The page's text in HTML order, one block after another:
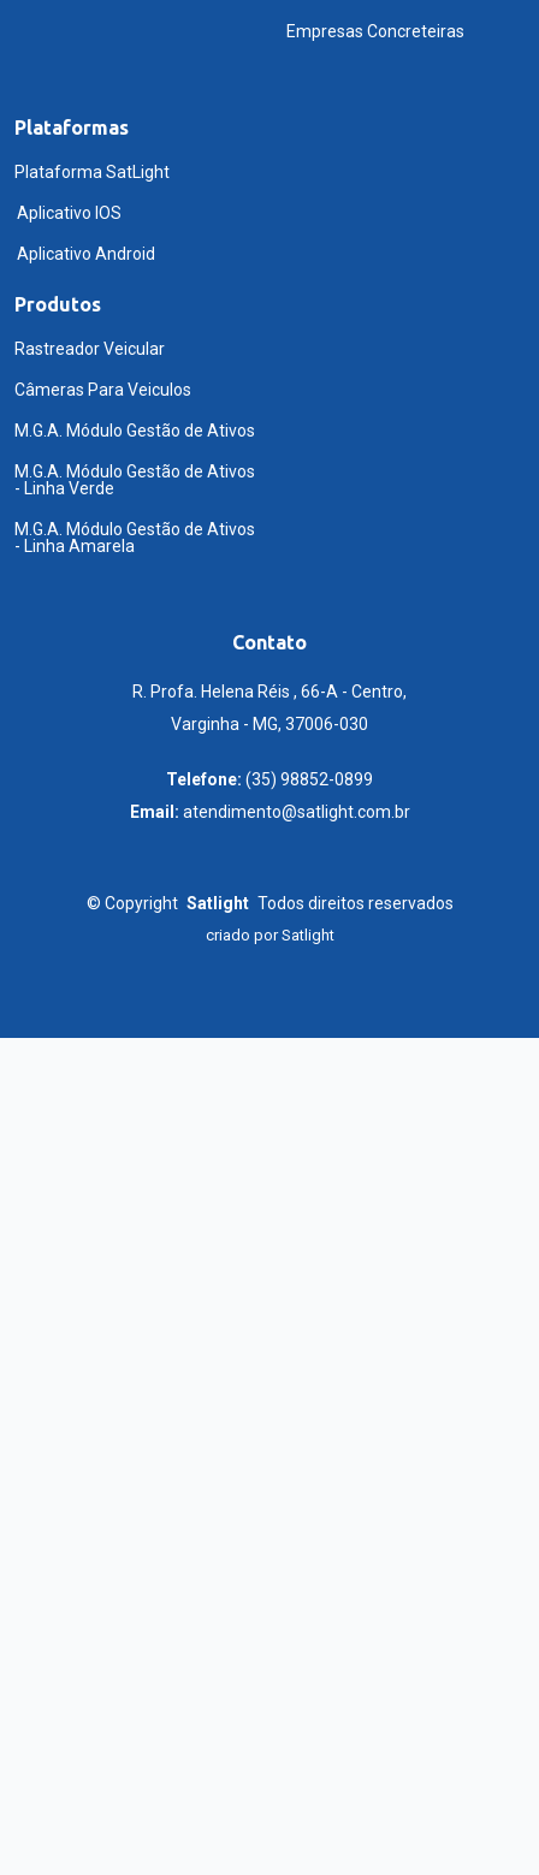
Empresas Concreteiras
Plataformas
Plataforma SatLight
Aplicativo IOS
Aplicativo Android
Produtos
Rastreador Veicular
Câmeras Para Veiculos
M.G.A. Módulo Gestão de Ativos
M.G.A. Módulo Gestão de Ativos
- Linha Verde
M.G.A. Módulo Gestão de Ativos
- Linha Amarela
Contato
R. Profa. Helena Réis , 66-A - Centro,
Varginha - MG, 37006-030
Telefone: (35) 98852-0899
Email: atendimento@satlight.com.br
© Copyright Satlight Todos direitos reservados
criado porSatlight